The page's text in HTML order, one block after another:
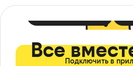
ВсеПодключить в